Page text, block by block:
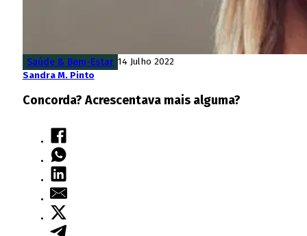
Saúde & Bem-Estar 14 Julho 2022
Sandra M. Pinto
Concorda? Acrescentava mais alguma?